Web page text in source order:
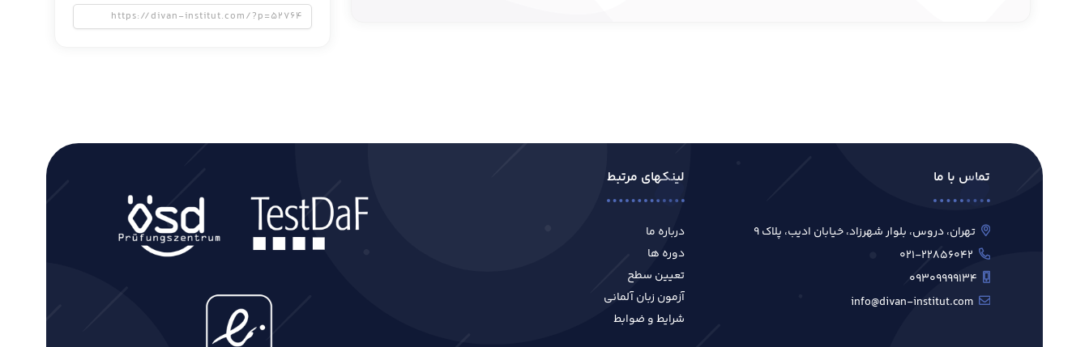
تماس با ما
تهران، دروس، بلوار شهرزاد، خیابان ادیب، پلاک ۹
لینکهای مرتبط
درباره ما
دوره ها
تعیین سطح
آزمون زبان آلمانی
شرایط و ضوابط